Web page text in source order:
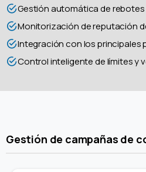
Gestión automática de
Monitorización de reputación
Integración con los principales
Control inteligente de límites y
Gestión de campañas de